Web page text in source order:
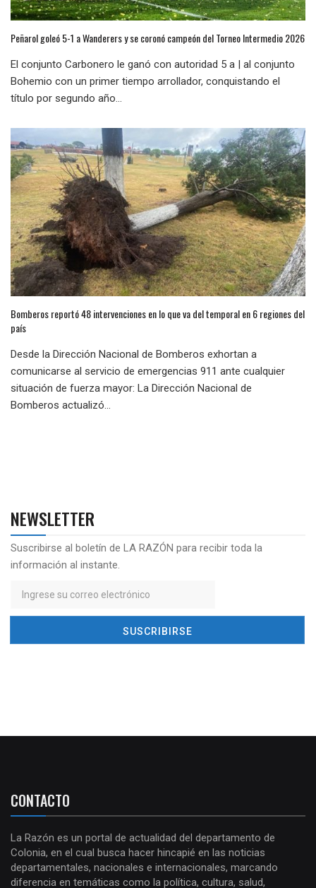
Peñarol goleó 5-1 a Wanderers y se coronó campeón del Torneo Intermedio 2026
El conjunto Carbonero le ganó con autoridad 5 a | al conjunto
Bohemio con un primer tiempo arrollador, conquistando el
título por segundo año...
Bomberos reportó 48 intervenciones en lo que va del temporal en 6 regiones del
país
Desde la Dirección Nacional de Bomberos exhortan a
comunicarse al servicio de emergencias 911 ante cualquier
situación de fuerza mayor: La Dirección Nacional de
Bomberos actualizó...
NEWSLETTER
Suscribirse al boletín de LA RAZÓN para recibir toda la
información al instante.
CONTACTO
La Razón es un portal de actualidad del departamento de
Colonia, en el cual busca hacer hincapié en las noticias
departamentales, nacionales e internacionales, marcando
diferencia en temáticas como la política, cultura, salud,